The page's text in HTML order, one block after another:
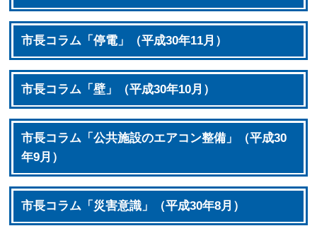
市長コラム「停電」（平成30年11月）
市長コラム「壁」（平成30年10月）
市長コラム「公共施設のエアコン整備」（平成30
年9月）
市長コラム「災害意識」（平成30年8月）